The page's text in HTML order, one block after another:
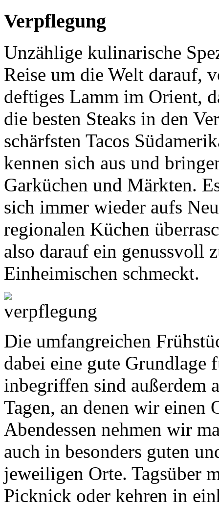
Verpflegung
Unzählige kulinarische
Reise um die Welt darauf,
deftiges Lamm im Orient,
die besten Steaks in den
schärfsten Tacos
kennen sich aus und
Garküchen und Märkten.
sich immer wieder aufs
regionalen Küchen
also darauf ein genussvoll
Einheimischen schmeckt.
Die umfangreichen
dabei eine gute Grundlage
inbegriffen sind außerdem
Tagen, an denen wir einen
Abendessen nehmen wir
auch in besonders guten
jeweiligen Orte. Tagsüber
Picknick oder kehren in